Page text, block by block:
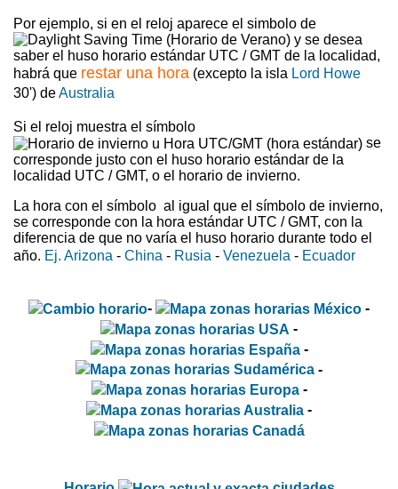
Por ejemplo, si en el reloj aparece el simbolo de
y se desea
saber el huso horario estándar UTC / GMT de la localidad,
habrá que restar una hora (excepto la isla Lord Howe
30') deAustralia
Si el reloj muestra el símbolo
se
corresponde justo con el huso horario estándar de la
localidad UTC / GMT, o el horario de invierno.
La hora con el símbolo al igual que el símbolo de invierno,
se corresponde con la hora estándar UTC / GMT, con la
diferencia de que no varía el huso horario durante todo el
año. Ej. Arizona - China - Rusia - Venezuela - Ecuador
-
-
-
-
-
-
-